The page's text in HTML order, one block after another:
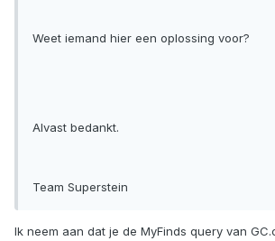
Weet iemand hier een oplossing voor?
Alvast bedankt.
Team Superstein
Ik neem aan dat je de MyFinds query van